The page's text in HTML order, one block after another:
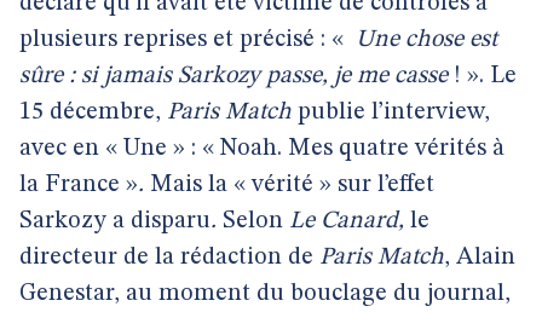
plusieurs reprises et précisé : «
Une chose est
sûre : si jamais Sarkozy passe, je me casse! ». Le
15 décembre, Paris Match publie l’interview,
avec en « Une » : « Noah. Mes quatre vérités à
la France ». Mais la « vérité » sur l’effet
Sarkozy a disparu. Selon Le Canard, le
directeur de la rédaction de Paris Match, Alain
Genestar, au moment du bouclage du journal,